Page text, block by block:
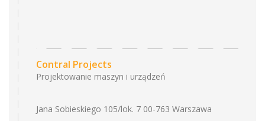
Contral Projects
Projektowanie maszyn i urządzeń
Jana Sobieskiego 105/lok. 7 00-763 Warszawa